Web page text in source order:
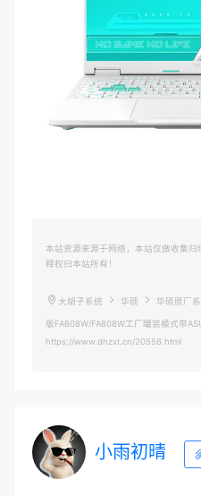
本站资源来源于网络，本站仅做收集
释权归本站所有！
大胡子系统 华硕 华硕原厂
版FA608W/FA808W工厂罐装模式带
https://www.dhzxt.cn/20556.html
小雨初晴